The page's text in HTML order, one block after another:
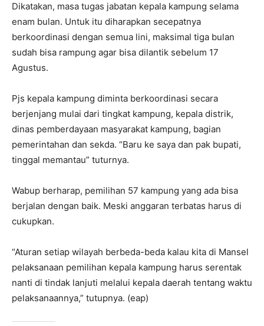
Dikatakan, masa tugas jabatan kepala kampung selama
enam bulan. Untuk itu diharapkan secepatnya
berkoordinasi dengan semua lini, maksimal tiga bulan
sudah bisa rampung agar bisa dilantik sebelum 17
Agustus.
Pjs kepala kampung diminta berkoordinasi secara
berjenjang mulai dari tingkat kampung, kepala distrik,
dinas pemberdayaan masyarakat kampung, bagian
pemerintahan dan sekda. “Baru ke saya dan pak bupati,
tinggal memantau” tuturnya.
Wabup berharap, pemilihan 57 kampung yang ada bisa
berjalan dengan baik. Meski anggaran terbatas harus di
cukupkan.
“Aturan setiap wilayah berbeda-beda kalau kita di Mansel
pelaksanaan pemilihan kepala kampung harus serentak
nanti di tindak lanjuti melalui kepala daerah tentang waktu
pelaksanaannya,” tutupnya. (eap)